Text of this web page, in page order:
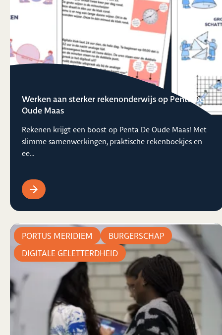
Werken aan sterker rekenonderwijs op Penta De
Oude Maas
Rekenen krijgt een boost op Penta De Oude Maas! Met
slimme samenwerkingen, praktische rekenboekjes en
ee...
PORTUS MERIDIEM
BURGERSCHAP
DIGITALE GELETTERDHEID